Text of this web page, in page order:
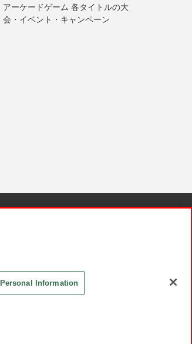
アーケードゲーム 各タイトルの大
会・イベント・キャンペーン
Information